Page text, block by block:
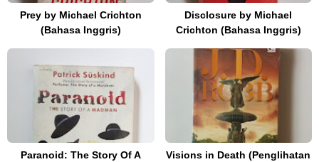
Prey by Michael Crichton
(Bahasa Inggris)
Disclosure by Michael
Crichton (Bahasa Inggris)
Paranoid: The Story Of A
Visions in Death (Penglihatan